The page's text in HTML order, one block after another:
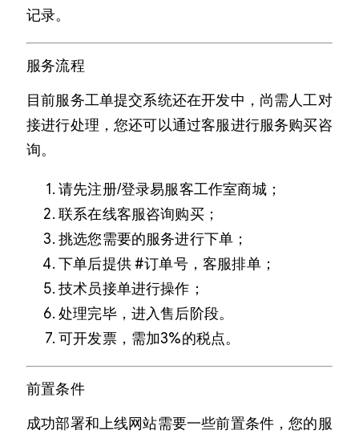
记录。
服务流程
目前服务工单提交系统还在开发中，尚需人工对
接进行处理，您还可以通过客服进行服务购买咨
询。
请先注册/登录易服客工作室商城；
联系在线客服咨询购买；
挑选您需要的服务进行下单；
下单后提供 #订单号，客服排单；
技术员接单进行操作；
处理完毕，进入售后阶段。
可开发票，需加3%的税点。
前置条件
成功部署和上线网站需要一些前置条件，您的服